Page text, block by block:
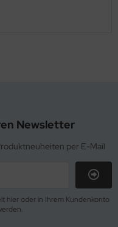
Newsletter
per E-Mail
hier oder in Ihrem Kundenkonto